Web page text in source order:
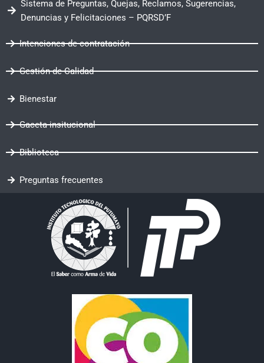
Sistema de Preguntas, Quejas, Reclamos, Sugerencias,
Denuncias y Felicitaciones – PQRSD’F
Intenciones de contratación
Gestión de Calidad
Bienestar
Gaceta insitucional
Biblioteca
Preguntas frecuentes